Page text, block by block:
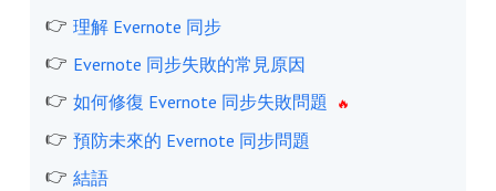
理解 Evernote 同步
Evernote 同步失敗的常見原因
如何修復 Evernote 同步失敗問題
預防未來的 Evernote 同步問題
結語